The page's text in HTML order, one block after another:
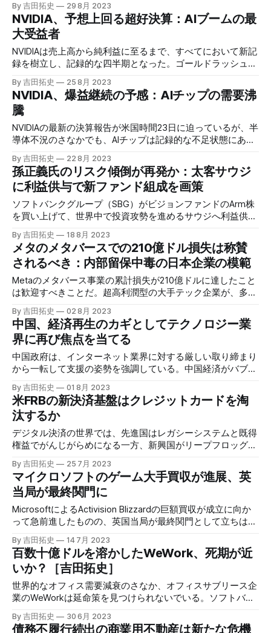
規投資活動も再び盛り上がることになる。
By 吉田拓史 29 8月 2023
NVIDIA、予想上回る超好決算：AIブームの最
大受益者
NVIDIAは売上高から純利益に至るまで、すべてにおいて新記
録を樹立し、記録的な四半期となった。ゴールドラッシュに
者であることは間違いがない。 NVIDIAは米国時間23日、7−9
月期の決算報告を行い、前年同期比101％増の135億ドルの売
上高を計上した。利益率の高いデータセンター向け製品に牽
引され、NVIDIAは当四半期の GAAP 粗利率 70.1％を達成し
た。記録的な売上高と相まって、NVIDIAの純利益は、前年同
期比843%増の61億ドルとなり、前四半期比では3倍以上とな
った。 NVIDIAが8−10月期の売上高が約160億ドルになると発
表した後、株価は延長取引で6％以上急騰した。ブルームバ
ーグがまとめたデータによると、アナリストの同期間におけ
る売上高の予想は125億ドルに過ぎなかった。NVIDIAの予想
がうまくいけば、GAAPベースの売上総利益率は71.5%とな
る。加えて同社は、250億ドルの自社株買いを追加承認し
た。 NVIDIA、飽くなきAI需要で株価高騰［ブルームバーグ］
人工知能（AI）コンピューティングに向け
By 吉田拓史 25 8月 2023
NVIDIA、爆益継続の予感：AIチップの需要沸
騰
NVIDIAの最新の決算報告が米国時間23日に迫っているが、半
導体不況のさなかでも、AIチップは記録的な不足状態にあ
By 吉田拓史 22 8月 2023
孫正義氏のリスク傾倒が再発か：太客サウジ
に利益供与で新ファンド組成を画策
ソフトバンクグループ（SBG）がビジョンファンドのArm株
を買い上げて、世界中で投資攻勢を進めるサウジへ利益供与
れないが、SBGは生命線のキャッシュを失う。孫正義氏好み
のリスキーな戦略のように見える。
By 吉田拓史 18 8月 2023
メタのメタバースでの210億ドル損失は称賛
されるべき：内部留保中毒の日本企業の模範
Metaのメタバース事業の累計損失が210億ドルに達したこと
は歓迎すべきことだ。超高利潤型の大手テック企業が、多く
たら、資本主義は崩壊してしまう。
By 吉田拓史 02 8月 2023
中国、経済再生のカギとしてテクノロジー業
界に再び焦点を当てる
中国政府は、インターネット業界に対する厳しい取り締まり
から一転して支援の姿勢を強調している。中国経済がバブル
のためにテクノロジー企業を必要としているようだ。
By 吉田拓史 01 8月 2023
米FRBの新決済基盤はクレジットカードを淘
汰するか
デジタル決済の世界では、先進国はレガシーシステムと既得
権益でがんじがらめになる一方、新興国がリープフロッグし
済基盤FedNowは、レガシーな銀行間決済を換装し、クレジ
ットカードの独占を打ち砕くのか。
By 吉田拓史 25 7月 2023
マイクロソフトのゲーム大手買収が進展、英
当局が最終関門に
MicrosoftによるActivision Blizzardの巨額買収が成立に向か
って急前進したものの、英国当局が最終関門として立ちはだ
えたようだ。
By 吉田拓史 14 7月 2023
百数十億ドルを溶かしたWeWork、死期が近
いか？［吉田拓史］
世界的なオフィス需要減衰のさなか、オフィスサブリース企
業のWeWorkは延命策を見つけられないでいる。ソフトバン
業は、生死の狭間にいる。
By 吉田拓史 30 6月 2023
債務不履行続出の商業用不動産は新たな危機